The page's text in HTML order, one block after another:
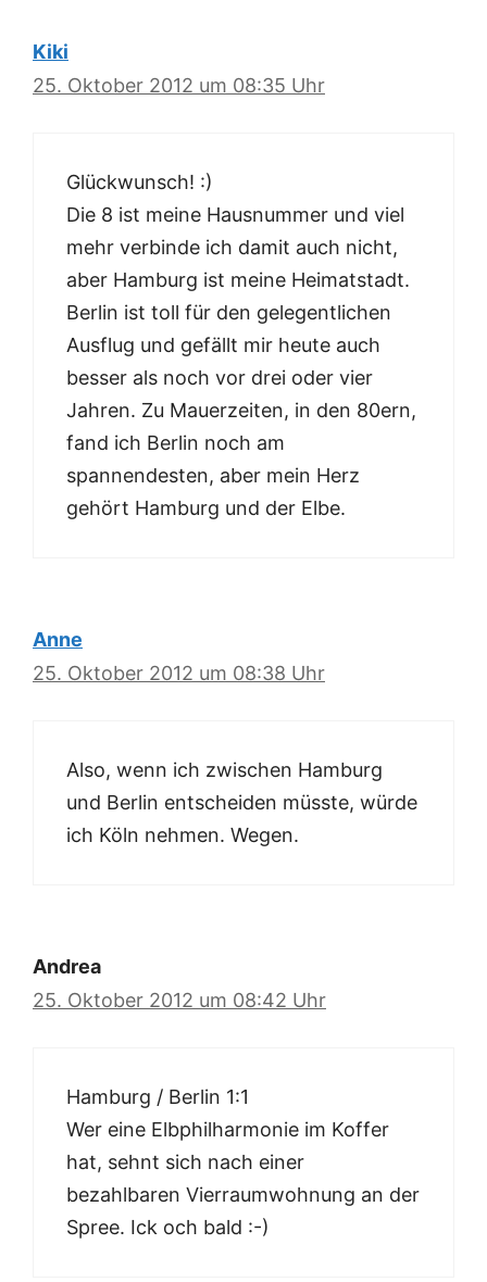
Kiki
25. Oktober 2012 um 08:35 Uhr
Glückwunsch! :)
Die 8 ist meine Hausnummer und viel
mehr verbinde ich damit auch nicht,
aber Hamburg ist meine Heimatstadt.
Berlin ist toll für den gelegentlichen
Ausflug und gefällt mir heute auch
besser als noch vor drei oder vier
Jahren. Zu Mauerzeiten, in den 80ern,
fand ich Berlin noch am
spannendesten, aber mein Herz
gehört Hamburg und der Elbe.
Anne
25. Oktober 2012 um 08:38 Uhr
Also, wenn ich zwischen Hamburg
und Berlin entscheiden müsste, würde
ich Köln nehmen. Wegen.
Andrea
25. Oktober 2012 um 08:42 Uhr
Hamburg / Berlin 1:1
Wer eine Elbphilharmonie im Koffer
hat, sehnt sich nach einer
bezahlbaren Vierraumwohnung an der
Spree. Ick och bald :-)